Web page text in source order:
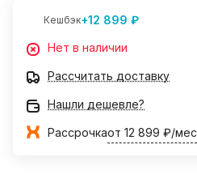
Кешбэк+12 899 ₽
Нет в наличии
Рассчитать доставку
Нашли дешевле?
Рассрочкаот 12 899 ₽/мес